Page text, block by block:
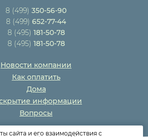
8 (499) 350-56-90
8 (499) 652-77-44
8 (495) 181-50-78
8 (495) 181-50-78
Новости компании
Как оплатить
Дома
информации
Вопросы
сайта и его взаимодействия с